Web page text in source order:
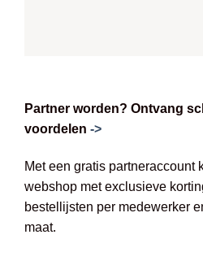
Partner worden? Ontvang
voordelen ->
Met een gratis partneraccount
webshop met exclusieve
bestellijsten per medewerker
maat.